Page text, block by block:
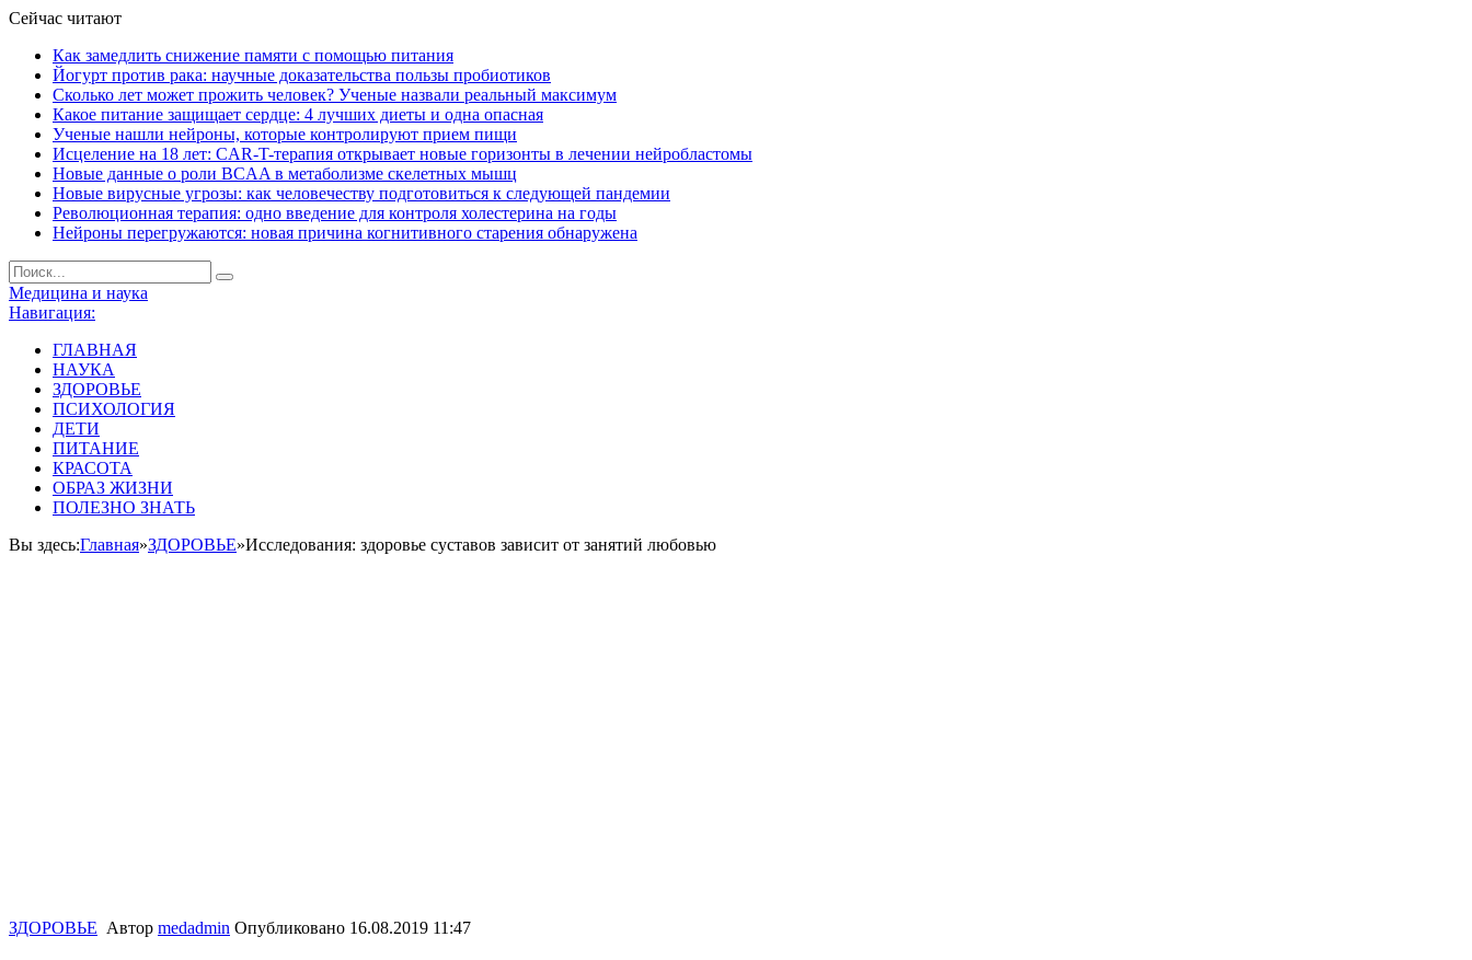
Сейчас читают
Как замедлить снижение памяти с помощью питания
Йогурт против рака: научные доказательства пользы пробиотиков
Сколько лет может прожить человек? Ученые назвали реальный максимум
Какое питание защищает сердце: 4 лучших диеты и одна опасная
Ученые нашли нейроны, которые контролируют прием пищи
Исцеление на 18 лет: CAR-T-терапия открывает новые горизонты в лечении нейробластомы
Новые данные о роли BCAA в метаболизме скелетных мышц
Новые вирусные угрозы: как человечеству подготовиться к следующей пандемии
Революционная терапия: одно введение для контроля холестерина на годы
Нейроны перегружаются: новая причина когнитивного старения обнаружена
Медицина и наука
Навигация:
ГЛАВНАЯ
НАУКА
ЗДОРОВЬЕ
ПСИХОЛОГИЯ
ДЕТИ
ПИТАНИЕ
КРАСОТА
ОБРАЗ ЖИЗНИ
ПОЛЕЗНО ЗНАТЬ
Вы здесь:Главная»ЗДОРОВЬЕ»Исследования: здоровье суставов зависит от занятий любовью
ЗДОРОВЬЕ Автор medadmin Опубликовано 16.08.2019 11:47